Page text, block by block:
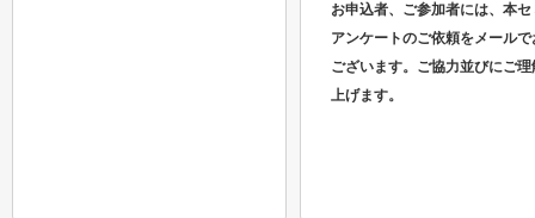
お申込者、ご参加者には、本
アンケートのご依頼をメール
ございます。ご協力並びにご
上げます。